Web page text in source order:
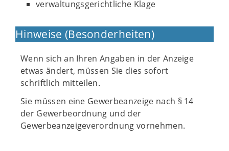
verwaltungsgerichtliche Klage
Hinweise (Besonderheiten)
Wenn sich an Ihren Angaben in der Anzeige
etwas ändert, müssen Sie dies sofort
schriftlich mitteilen.
Sie müssen eine Gewerbeanzeige nach § 14
der Gewerbeordnung und der
Gewerbeanzeigeverordnung vornehmen.